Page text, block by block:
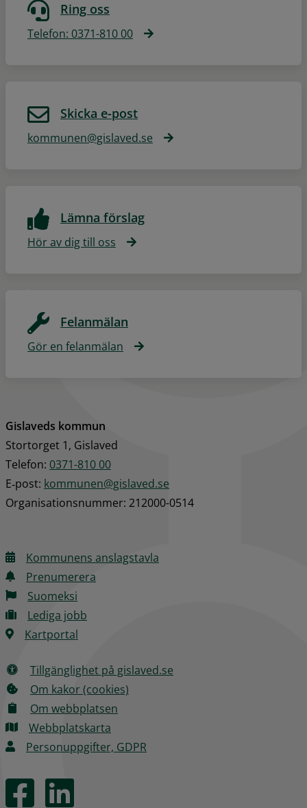
Ring oss
Telefon: 0371-810 00
Skicka e-post
kommunen@gislaved.se
Lämna förslag
Hör av dig till oss
Felanmälan
Gör en felanmälan
Gislaveds kommun
Stortorget 1, Gislaved
Telefon: 0371-810 00
E‑post: kommunen@gislaved.se
Organisationsnummer: 212000-0514
Kommunens anslagstavla
Prenumerera
Suomeksi
Lediga jobb
Kartportal
Tillgänglighet på gislaved.se
Om kakor (cookies)
Om webbplatsen
Webbplatskarta
Personuppgifter, GDPR